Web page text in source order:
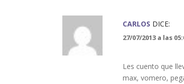
CARLOS DICE:
27/07/2013 a las
Les cuento que
max, vomero,